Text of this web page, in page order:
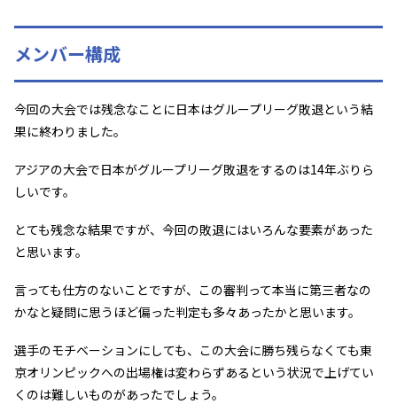
メンバー構成
今回の大会では残念なことに日本はグループリーグ敗退という結
果に終わりました。
アジアの大会で日本がグループリーグ敗退をするのは14年ぶりら
しいです。
とても残念な結果ですが、今回の敗退にはいろんな要素があった
と思います。
言っても仕方のないことですが、この審判って本当に第三者なの
かなと疑問に思うほど偏った判定も多々あったかと思います。
選手のモチベーションにしても、この大会に勝ち残らなくても東
京オリンピックへの出場権は変わらずあるという状況で上げてい
くのは難しいものがあったでしょう。